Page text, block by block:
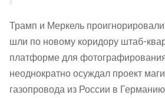
Трамп и Меркель проигнорировали
шли по новому коридору штаб-
платформе для
неоднократно осуждал проект
газопровода из России в